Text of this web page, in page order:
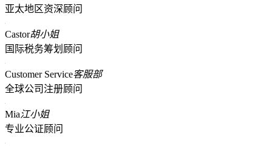
亚太地区资深顾问
Castor胡小姐
国际税务筹划顾问
Customer Service客服部
全球公司注册顾问
Mia江小姐
专业公证顾问